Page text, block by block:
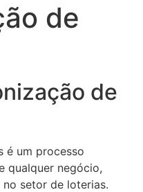
de
de
é um processo
qualquer negócio,
setor de loterias.